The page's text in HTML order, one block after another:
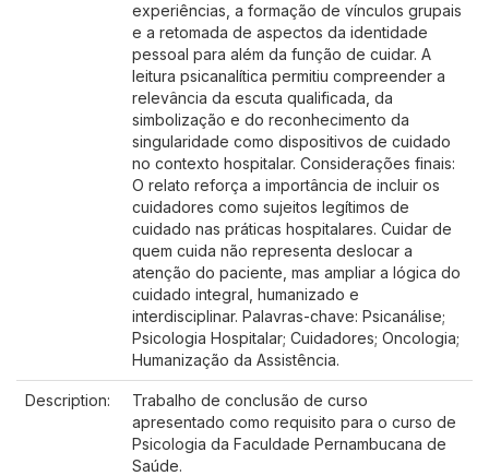
experiências, a formação de vínculos grupais
e a retomada de aspectos da identidade
pessoal para além da função de cuidar. A
leitura psicanalítica permitiu compreender a
relevância da escuta qualificada, da
simbolização e do reconhecimento da
singularidade como dispositivos de cuidado
no contexto hospitalar. Considerações finais:
O relato reforça a importância de incluir os
cuidadores como sujeitos legítimos de
cuidado nas práticas hospitalares. Cuidar de
quem cuida não representa deslocar a
atenção do paciente, mas ampliar a lógica do
cuidado integral, humanizado e
interdisciplinar. Palavras-chave: Psicanálise;
Psicologia Hospitalar; Cuidadores; Oncologia;
Humanização da Assistência.
Description:
Trabalho de conclusão de curso
apresentado como requisito para o curso de
Psicologia da Faculdade Pernambucana de
Saúde.